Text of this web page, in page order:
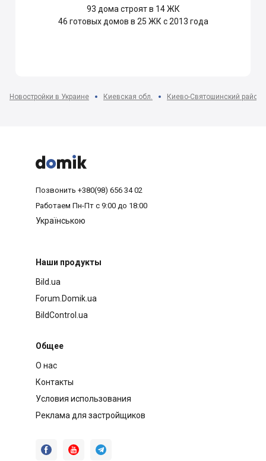
93 дома строят в 14 ЖК
46 готовых домов в 25 ЖК с 2013 года
Новостройки в Украине Киевская обл. Киево-Святошинский район



Позвонить +380(98) 656 34 02
Работаем Пн-Пт с 9:00 до 18:00
Українською
Наши продукты
Bild.ua
Forum.Domik.ua
BildControl.ua
Общее
О нас
Контакты
Условия использования
Реклама для застройщиков
  